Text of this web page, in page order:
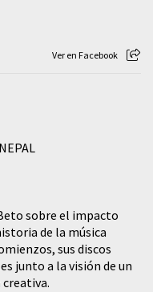
Ver en Facebook
sobre el impacto
de la música
sus discos
junto a la visión de un
creativa.